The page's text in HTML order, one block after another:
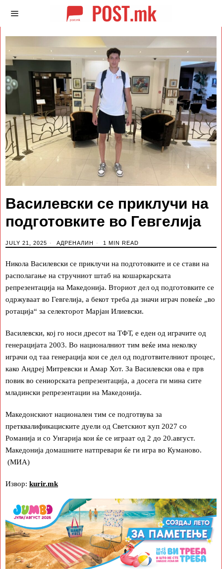
Василевски се приклучи на
подготовките во Гевгелија
JULY 21, 2025 АДРЕНАЛИН 1 MIN READ
Никола Василевски се приклучи на подготовките и се стави на
располагање на стручниот штаб на кошаркарската
репрезентација на Македонија. Вториот дел од подготовките се
одржуваат во Гевгелија, а бекот треба да значи играч повеќе „во
ротација“ за селекторот Марјан Илиевски.
Василевски, кој го носи дресот на ТФТ, е еден од играчите од
генерацијата 2003. Во националниот тим веќе има неколку
играчи од таа генерација кои се дел од подготвителниот процес,
како Андреј Митревски и Амар Хот. За Василевски ова е прв
повик во сениорската репрезентација, а досега ги мина сите
младински репрезентации на Македонија.
Македонскиот национален тим се подготвува за
претквалификациските дуели од Светскиот куп 2027 со
Романија и со Унгарија кои ќе се играат од 2 до 20.август.
Македонија домашните натпревари ќе ги игра во Куманово.
(МИА)
Извор: kurir.mk